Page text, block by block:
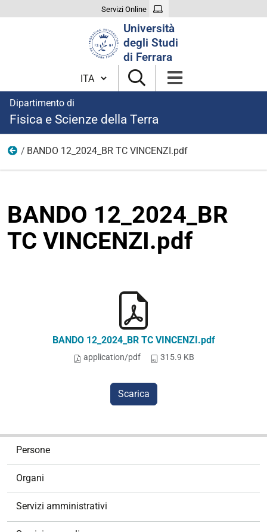
Servizi Online
Università
degli Studi
di Ferrara
Cambia lingua
Dipartimento di
Fisica e Scienze della Terra
modulistica borse 2024
BANDO 12_2024_BR TC VINCENZI.pdf
BANDO 12_2024_BR
TC VINCENZI.pdf
BANDO 12_2024_BR TC VINCENZI.pdf
application/pdf 315.9 KB
Scarica
Persone
Organi
Servizi amministrativi